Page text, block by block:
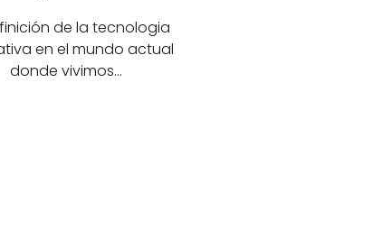
de la tecnologia
en el mundo actual
donde vivimos…